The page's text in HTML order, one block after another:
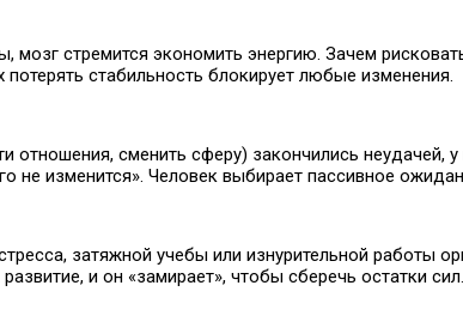
стремится экономить энергию. Зачем
стабильность блокирует любые изменения.
сменить сферу) закончились неудачей, у
не изменится». Человек выбирает пассивное
затяжной учебы или изнурительной работы
и он «замирает», чтобы сберечь остатки сил.